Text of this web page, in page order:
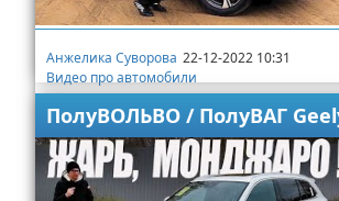
Анжелика Суворова 22-12-2022 10:31
Видео про автомобили
ПолуВОЛЬВО / ПолуВАГ